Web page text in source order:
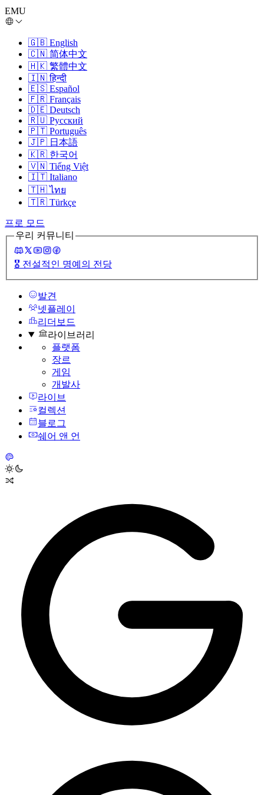
EMU
🇬🇧 English
🇨🇳 简体中文
🇭🇰 繁體中文
🇮🇳 हिन्दी
🇪🇸 Español
🇫🇷 Français
🇩🇪 Deutsch
🇷🇺 Русский
🇵🇹 Português
🇯🇵 日本語
🇰🇷 한국어
🇻🇳 Tiếng Việt
🇮🇹 Italiano
🇹🇭 ไทย
🇹🇷 Türkçe
프로 모드
우리 커뮤니티
🎖️ 전설적인 명예의 전당
발견
넷플레이
리더보드
라이브러리
플랫폼
장르
게임
개발사
라이브
컬렉션
블로그
쉐어 앤 언